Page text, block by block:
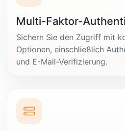
Multi-Faktor-
Sichern Sie den Zugriff mit
Optionen, einschließlich
und E-Mail-Verifizierung.